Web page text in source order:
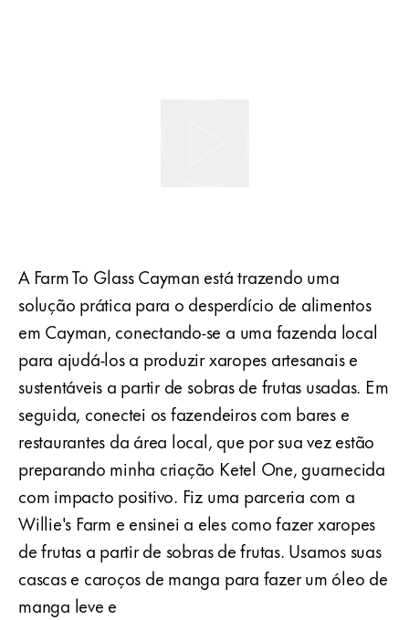
A Farm To Glass Cayman está trazendo uma
solução prática para o desperdício de alimentos
em Cayman, conectando-se a uma fazenda local
para ajudá-los a produzir xaropes artesanais e
sustentáveis a partir de sobras de frutas usadas. Em
seguida, conectei os fazendeiros com bares e
restaurantes da área local, que por sua vez estão
preparando minha criação Ketel One, guarnecida
com impacto positivo. Fiz uma parceria com a
Willie's Farm e ensinei a eles como fazer xaropes
de frutas a partir de sobras de frutas. Usamos suas
cascas e caroços de manga para fazer um óleo de
manga leve e